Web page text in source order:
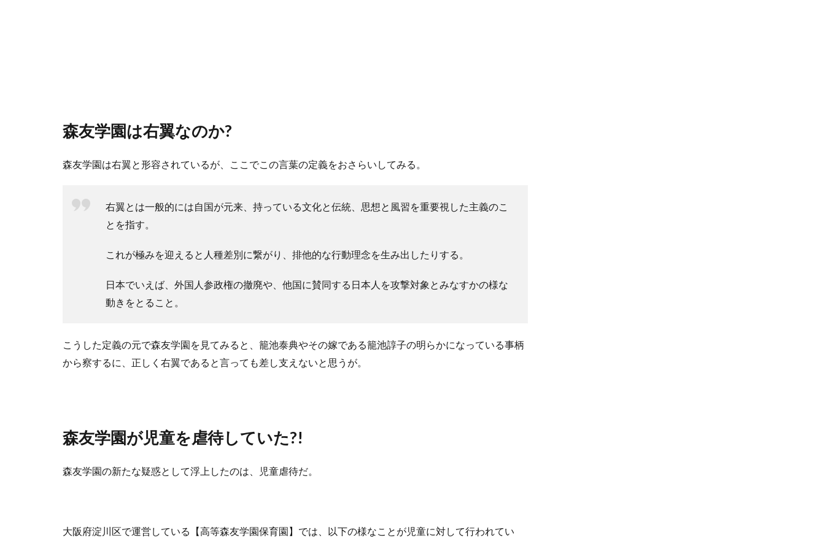
森友学園は右翼なのか?
森友学園は右翼と形容されているが、ここでこの言葉の定義をおさらいしてみる。
右翼とは一般的には自国が元来、持っている文化と伝統、思想と風習を重要視した主義のこ
とを指す。
これが極みを迎えると人種差別に繋がり、排他的な行動理念を生み出したりする。
日本でいえば、外国人参政権の撤廃や、他国に賛同する日本人を攻撃対象とみなすかの様な
動きをとること。
こうした定義の元で森友学園を見てみると、籠池泰典やその嫁である籠池諄子の明らかになっている事柄
から察するに、正しく右翼であると言っても差し支えないと思うが。
森友学園が児童を虐待していた?!
森友学園の新たな疑惑として浮上したのは、児童虐待だ。
大阪府淀川区で運営している【高等森友学園保育園】では、以下の様なことが児童に対して行われてい